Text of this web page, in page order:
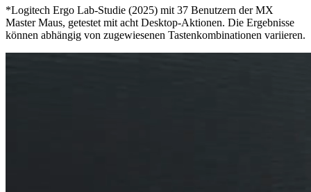
*Logitech Ergo Lab-Studie (2025) mit 37 Benutzern der MX
Master Maus, getestet mit acht Desktop-Aktionen. Die Ergebnisse
können abhängig von zugewiesenen Tastenkombinationen variieren.